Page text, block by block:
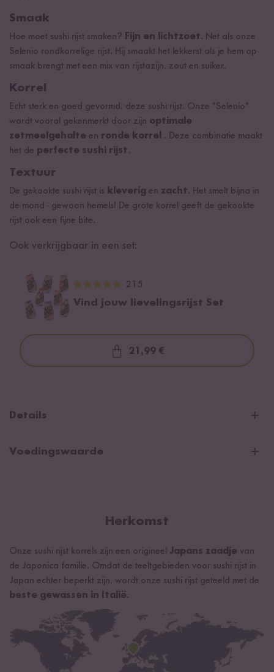
Smaak
Hoe moet sushi rijst smaken? Fijn en lichtzoet. Net als onze
Selenio rondkorrelige rijst. Hij smaakt het lekkerst als je hem op
smaak brengt met een mix van rijstazijn, zout en suiker.
Korrel
Echt sterk en goed gevormd, deze sushi rijst. Onze "Selenio"
wordt vooral gekenmerkt door zijn optimale
zetmeelgehalte en ronde korrel . Deze combinatie maakt
het de perfecte sushi rijst.
Textuur
De gekookte sushi rijst is kleverig en zacht. Het smelt bijna in
de mond - gewoon hemels! De grote korrel geeft de gekookte
rijst ook een fijne bite.
Ook verkrijgbaar in een set:
215
Vind jouw lievelingsrijst Set
Loading...
21,99 €
Details
Voedingswaarde
Koolhydraten
waarvan suikers 0,5 g
Eiwitten
Herkomst
Onze sushi rijst korrels zijn een origineel Japans zaadje van
de Japonica familie. Omdat de teeltgebieden voor sushi rijst in
Japan echter beperkt zijn, wordt onze sushi rijst geteeld met de
beste gewassen in Italië.